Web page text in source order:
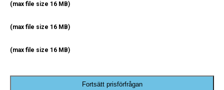
(max file size 16 MB)
(max file size 16 MB)
(max file size 16 MB)
Fortsätt prisförfrågan